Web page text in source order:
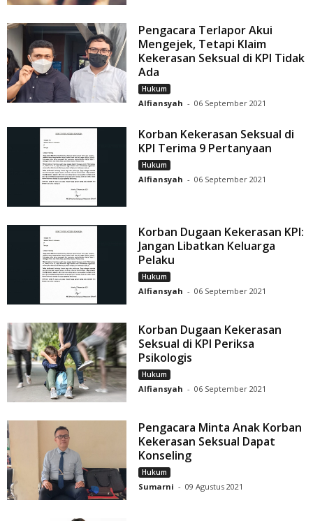
Pengacara Terlapor Akui
Mengejek, Tetapi Klaim
Kekerasan Seksual di KPI Tidak
Ada
Hukum
Alfiansyah - 06 September 2021
Korban Kekerasan Seksual di
KPI Terima 9 Pertanyaan
Hukum
Alfiansyah - 06 September 2021
Korban Dugaan Kekerasan KPI:
Jangan Libatkan Keluarga
Pelaku
Hukum
Alfiansyah - 06 September 2021
Korban Dugaan Kekerasan
Seksual di KPI Periksa
Psikologis
Hukum
Alfiansyah - 06 September 2021
Pengacara Minta Anak Korban
Kekerasan Seksual Dapat
Konseling
Hukum
Sumarni - 09 Agustus 2021